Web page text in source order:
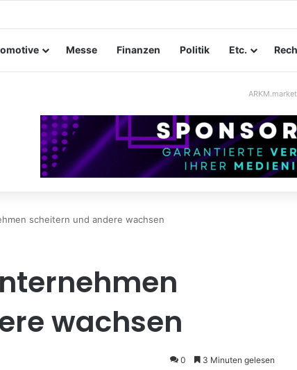
im Mittelstand: Absperrkonzepte für temporäre
Messe Finanzen Politik Etc.
scheitern und andere wachsen
wachsen
0 3 Minuten gelesen